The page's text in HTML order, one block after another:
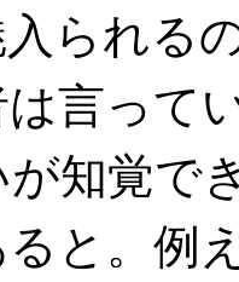
られる
言って
知覚で
と。例